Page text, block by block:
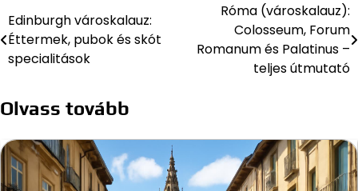
Bejegyzés
navigáció
Edinburgh városkalauz:
Éttermek, pubok és skót
specialitások
Róma (városkalauz):
Colosseum, Forum
Romanum és Palatinus –
teljes útmutató
Olvass tovább